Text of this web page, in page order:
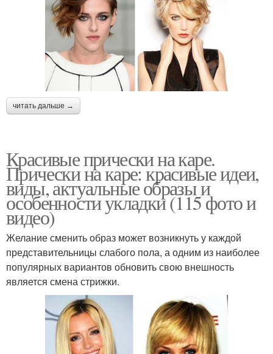
читать дальше →
Красивые прически на каре.
Прически на каре: красивые идеи,
виды, актуальные образы и
особенности укладки (115 фото и
видео)
Желание сменить образ может возникнуть у каждой
представительницы слабого пола, а одним из наиболее
популярных вариантов обновить свою внешность
является смена стрижки.